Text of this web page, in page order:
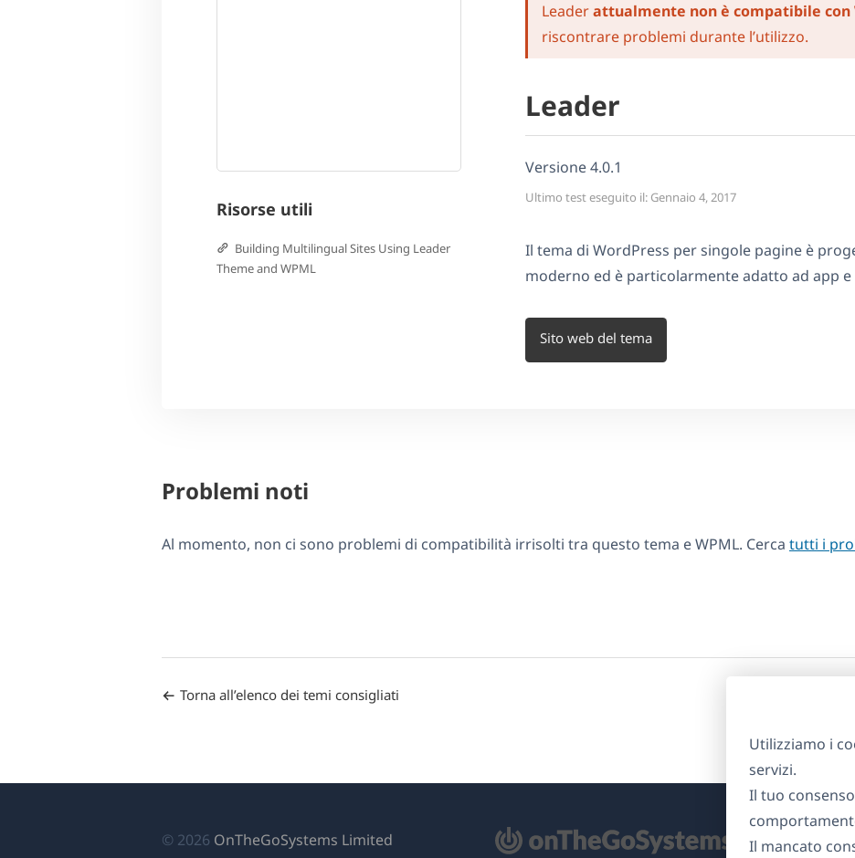
Utilizziamo i
servizi.
Il tuo
Il mancato
Risorse utili
Building Multilingual Sites Using Leader
Theme and WPML
Leaderattualmente non è compatibile con
riscontrare problemi durante l’utilizzo.
Leader
Versione 4.0.1
Ultimo test eseguito il: Gennaio 4, 2017
Il tema di WordPress per singole pagine è
moderno ed è particolarmente adatto ad app
Sito web del tema
Problemi noti
Al momento, non ci sono problemi di compatibilità irrisolti tra questo tema e WPML. Cerca tutti i
Torna all’elenco dei temi consigliati
© 2026 OnTheGoSystems Limited